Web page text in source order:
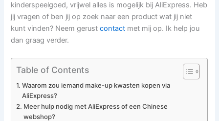
kinderspeelgoed, vrijwel alles is mogelijk bij AliExpress. Heb
jij vragen of ben jij op zoek naar een product wat jij niet
kunt vinden? Neem gerustcontact met mij op. Ik help jou
dan graag verder.
Table of Contents
Waarom zou iemand make-up kwasten kopen via
AliExpress?
Meer hulp nodig met AliExpress of een Chinese
webshop?